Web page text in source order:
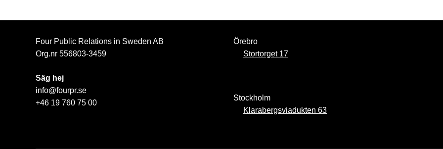
Four Public Relations in Sweden AB
Org.nr 556803-3459
Säg hej
info@fourpr.se
+46 19 760 75 00
Örebro
Stortorget 17
Stockholm
Klarabergsviadukten 63